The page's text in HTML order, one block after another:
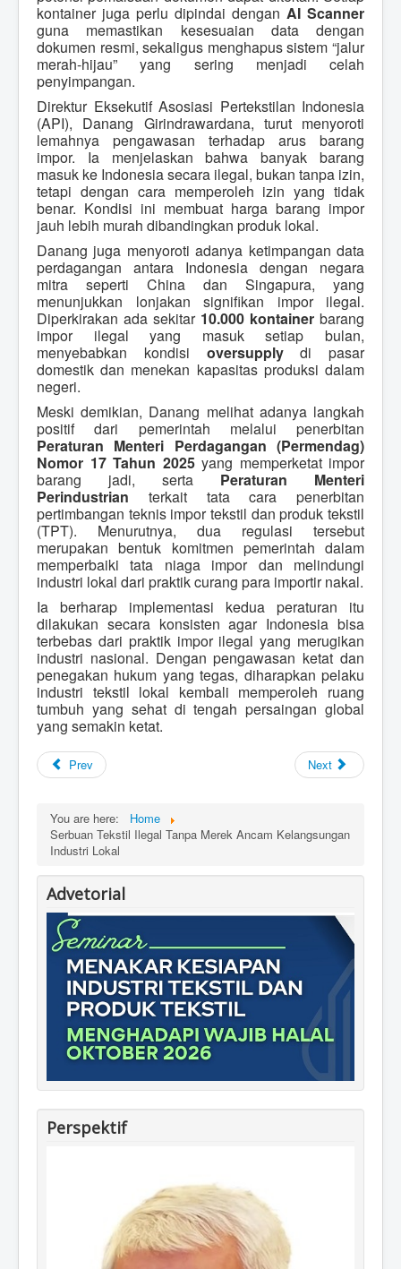
kontainer juga perlu dipindai dengan AI Scanner
guna memastikan kesesuaian data dengan
dokumen resmi, sekaligus menghapus sistem “jalur
merah-hijau” yang sering menjadi celah
penyimpangan.
Direktur Eksekutif Asosiasi Pertekstilan Indonesia
(API), Danang Girindrawardana, turut menyoroti
lemahnya pengawasan terhadap arus barang
impor. Ia menjelaskan bahwa banyak barang
masuk ke Indonesia secara ilegal, bukan tanpa izin,
tetapi dengan cara memperoleh izin yang tidak
benar. Kondisi ini membuat harga barang impor
jauh lebih murah dibandingkan produk lokal.
Danang juga menyoroti adanya ketimpangan data
perdagangan antara Indonesia dengan negara
mitra seperti China dan Singapura, yang
menunjukkan lonjakan signifikan impor ilegal.
Diperkirakan ada sekitar 10.000 kontainer barang
impor ilegal yang masuk setiap bulan,
menyebabkan kondisi oversupplydi pasar
domestik dan menekan kapasitas produksi dalam
negeri.
Meski demikian, Danang melihat adanya langkah
positif dari pemerintah melalui penerbitan
Peraturan Menteri Perdagangan (Permendag)
Nomor 17 Tahun 2025yang memperketat impor
barang jadi, serta Peraturan Menteri
Perindustrian terkait tata cara penerbitan
pertimbangan teknis impor tekstil dan produk tekstil
(TPT). Menurutnya, dua regulasi tersebut
merupakan bentuk komitmen pemerintah dalam
memperbaiki tata niaga impor dan melindungi
industri lokal dari praktik curang para importir nakal.
Ia berharap implementasi kedua peraturan itu
dilakukan secara konsisten agar Indonesia bisa
terbebas dari praktik impor ilegal yang merugikan
industri nasional. Dengan pengawasan ketat dan
penegakan hukum yang tegas, diharapkan pelaku
industri tekstil lokal kembali memperoleh ruang
tumbuh yang sehat di tengah persaingan global
yang semakin ketat.
Prev Next
You are here:
Home
Serbuan Tekstil Ilegal Tanpa Merek Ancam Kelangsungan
Industri Lokal
Advetorial
Perspektif